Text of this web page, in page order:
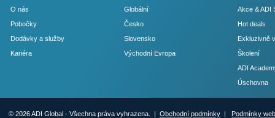
O nás
Pobočky
Dodávky a služby
Kariéra
Globální
Česko
Slovensko
Východní Evropa
Akce & ADI
Hot deals
Exkluzivně
Školení
ADI
Úschovna
© 2026 ADI Global - Všechna práva vyhrazena. | Obchodní podmínky | Podmínky